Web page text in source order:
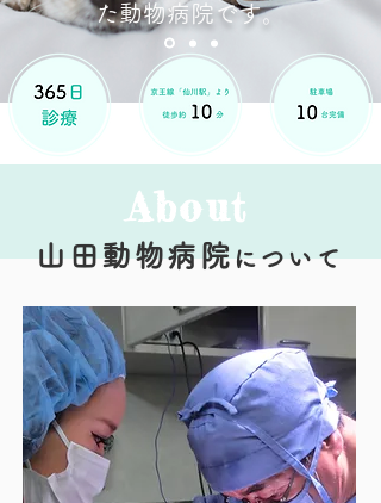
た動物病院です。
About
山田動物病院について